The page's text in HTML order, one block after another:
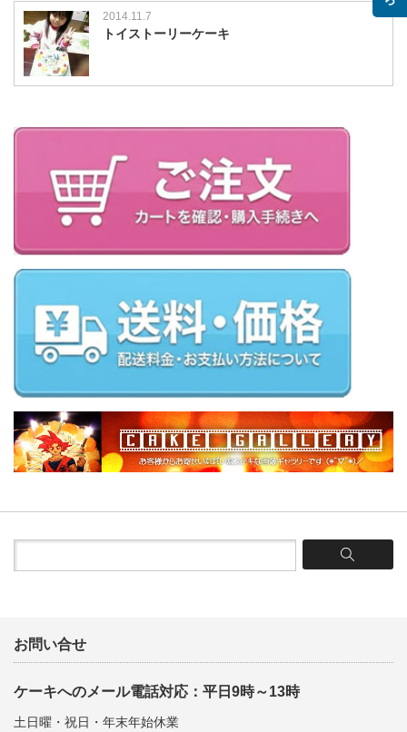
2014.11.7
トイストーリーケーキ
お問い合せ
ケーキへのメール電話対応：平日9時～13時
土日曜・祝日・年末年始休業